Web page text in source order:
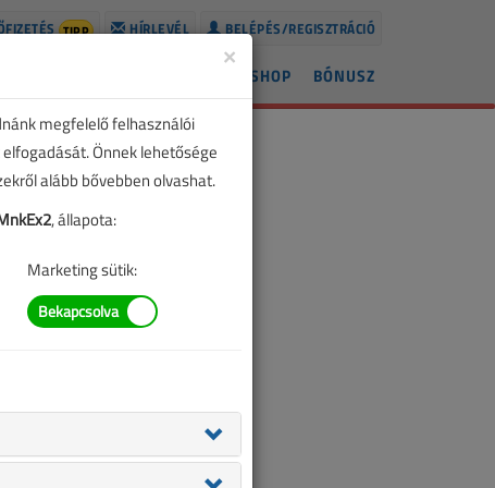
BELÉPÉS/REGISZTRÁCIÓ
HÍRLEVÉL
TIPP
BÓNUSZ
SHOP
×
megfelelő felhasználói
Önnek lehetősége
alább bővebben olvashat.
, állapota:
Marketing sütik: